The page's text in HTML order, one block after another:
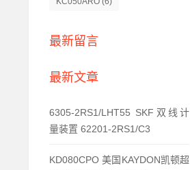
最新留言
最新文章
6305-2RS1/LHT55 SKF双线计
量装置 62201-2RS1/C3
KD080CPO 美国KAYDON凯顿超